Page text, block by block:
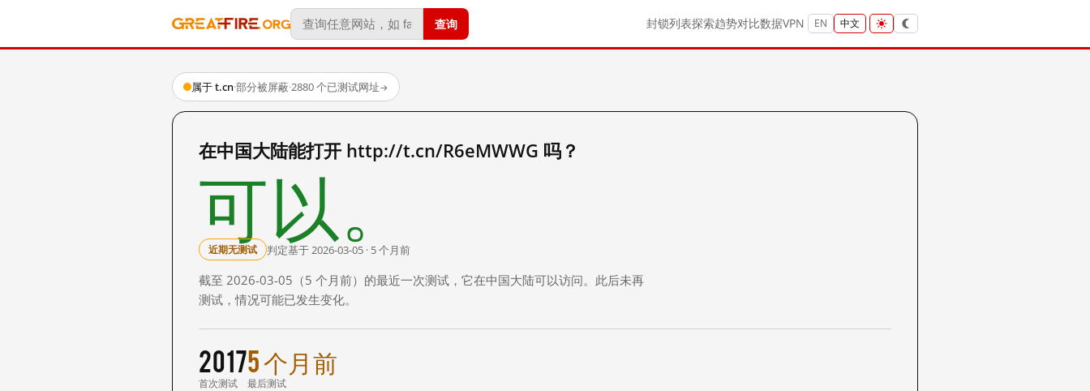
查询 封锁列表探索趋势对比数据VPN EN 中文
属于 t.cn·部分被屏蔽·2880 个已测试网址→
在中国大陆能打开 http://t.cn/R6eMWWG 吗？
可以。
近期无测试 判定基于 2026-03-05 · 5 个月前
截至 2026-03-05（5 个月前）的最近一次测试，它在中国大陆可以访问。此后未再
测试，情况可能已发生变化。
2017
首次测试
5 个月前
最后测试